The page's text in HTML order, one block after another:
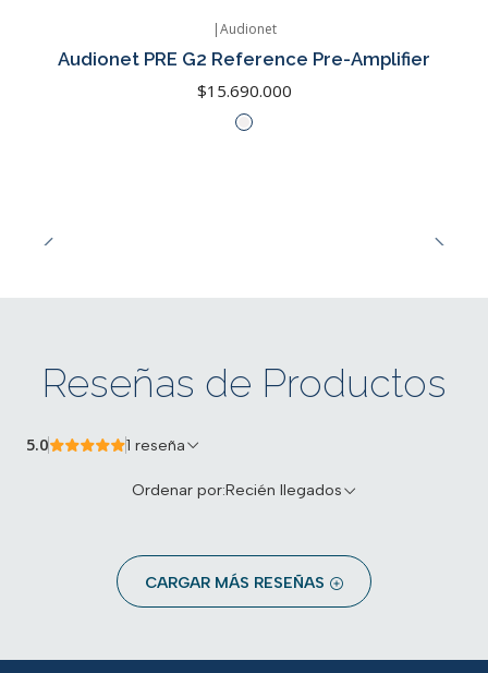
|Audionet
Audionet PRE G2 Reference Pre-Amplifier
$15.690.000
Reseñas de Productos
5.0 1 reseña
Ordenar por:Recién llegados
CARGAR MÁS RESEÑAS